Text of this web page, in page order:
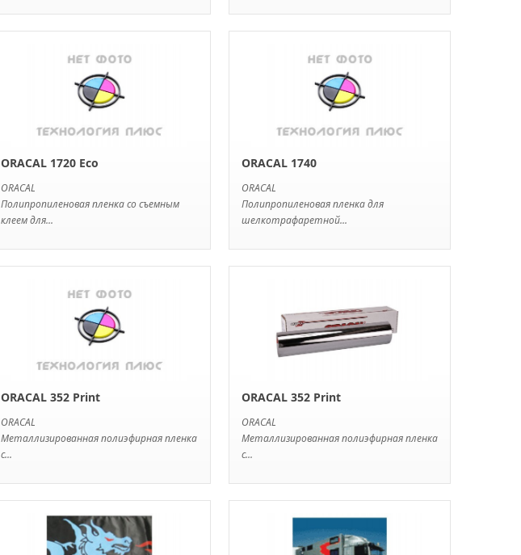
ORACAL 1720 Eco
ORACAL
Полипропиленовая пленка со съемным
клеем для...
ORACAL 1740
ORACAL
Полипропиленовая пленка для
шелкотрафаретной...
ORACAL 352 Print
ORACAL
Металлизированная полиэфирная пленка
с...
ORACAL 352 Print
ORACAL
Металлизированная полиэфирная пленка
с...